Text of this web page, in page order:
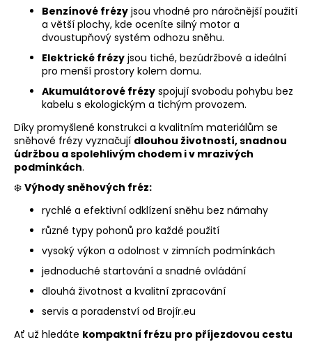
k
y
v
ý
p
i
s
u
Benzínové frézy jsou vhodné pro náročnější použití
a větší plochy, kde oceníte silný motor a
dvoustupňový systém odhozu sněhu.
Elektrické frézy jsou tiché, bezúdržbové a ideální
pro menší prostory kolem domu.
Akumulátorové frézy spojují svobodu pohybu bez
kabelu s ekologickým a tichým provozem.
Díky promyšlené konstrukci a kvalitním materiálům se
sněhové frézy vyznačují dlouhou životností, snadnou
údržbou a spolehlivým chodem i v mrazivých
podmínkách.
❄️ Výhody sněhových fréz:
rychlé a efektivní odklízení sněhu bez námahy
různé typy pohonů pro každé použití
vysoký výkon a odolnost v zimních podmínkách
jednoduché startování a snadné ovládání
dlouhá životnost a kvalitní zpracování
servis a poradenství od Brojír.eu
Ať už hledáte kompaktní frézu pro příjezdovou cestu